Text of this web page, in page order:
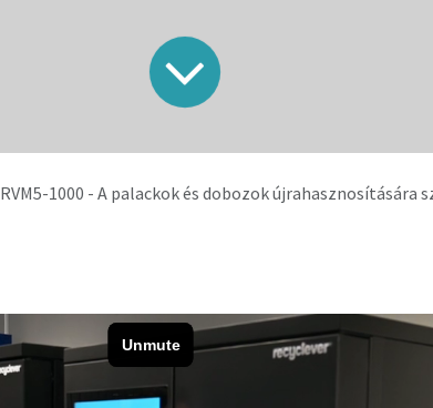
RVM5-1000 - A palackok és dobozok újrahasznosítására szolgáló